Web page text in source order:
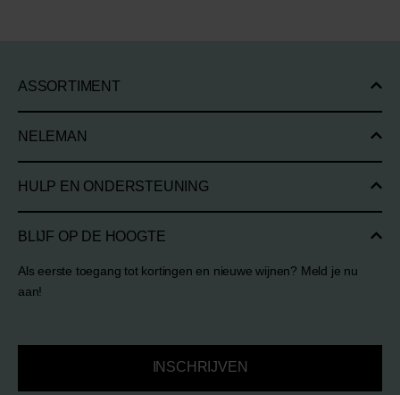
ASSORTIMENT
NELEMAN
HULP EN ONDERSTEUNING
BLIJF OP DE HOOGTE
Als eerste toegang tot kortingen en nieuwe wijnen? Meld je nu
aan!
INSCHRIJVEN